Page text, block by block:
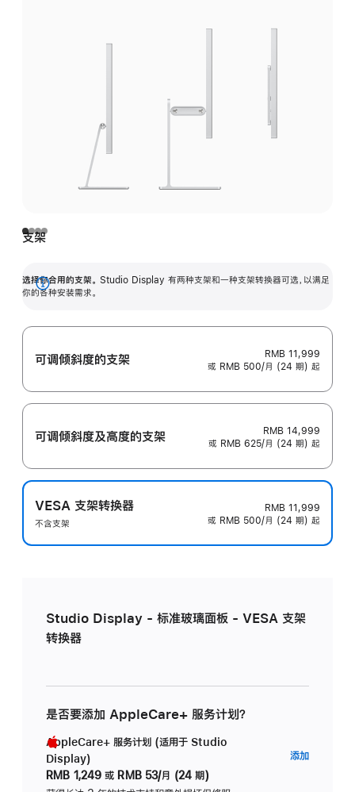
支架
选择你合用的支架。 Studio Display 有两种支架和一种支架转换器可选，以满足
你的各种安装需求。
展
可调倾斜度的支架
RMB 11,999
或 RMB 500/月 (24 期) 起
可调倾斜度及高‍度的支‍架
RMB 14,999
或 RMB 625/月 (24 期) 起
VESA 支架转换器
不含支架
RMB 11,999
或 RMB 500/月 (24 期) 起
Studio Display - 标准玻璃面板 - VESA 支架
转换器
是否要添加 AppleCare+ 服务计划？
AppleCare+ 服务计划 (适用于 Studio
Display)
RMB 1,249 或 RMB 53/月 (24 期)
添加